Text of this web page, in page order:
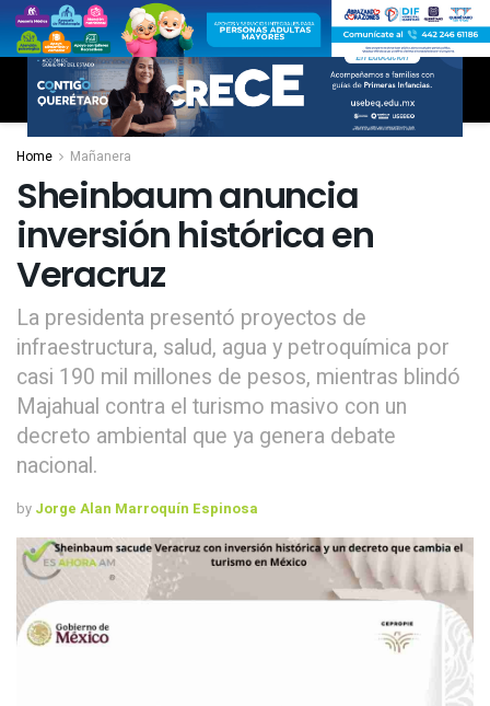
Home Mañanera
Sheinbaum anuncia
inversión histórica en
Veracruz
La presidenta presentó proyectos de
infraestructura, salud, agua y petroquímica por
casi 190 mil millones de pesos, mientras blindó
Majahual contra el turismo masivo con un
decreto ambiental que ya genera debate
nacional.
by Jorge Alan Marroquín Espinosa